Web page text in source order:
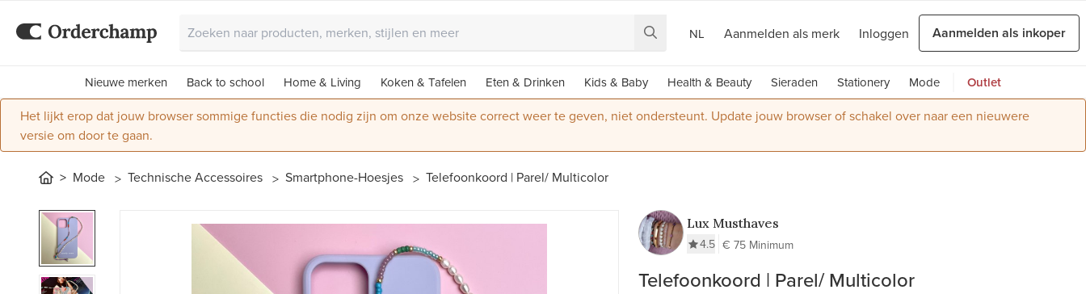
NL Aanmelden als merk Inloggen Aanmelden als inkoper
Nieuwe merken Back to school Home & Living Koken & Tafelen Eten & Drinken Kids & Baby Health & Beauty Sieraden Stationery Mode Outlet
Het lijkt erop dat jouw browser sommige functies die nodig zijn om onze website correct weer te geven, niet ondersteunt. Update jouw browser of schakel over naar een nieuwere
versie om door te gaan.
Mode Technische Accessoires Smartphone-Hoesjes Telefoonkoord | Parel/ Multicolor
Lux Musthaves
4.5 € 75 Minimum
Telefoonkoord | Parel/ Multicolor